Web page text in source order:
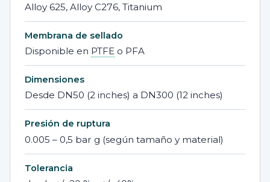
Alloy 625, Alloy C276, Titanium
Membrana de sellado
Disponible en PTFE o PFA
Dimensiones
Desde DN50 (2 inches) a DN300 (12 inches)
Presión de ruptura
0.005 – 0,5 bar g (según tamaño y material)
Tolerancia